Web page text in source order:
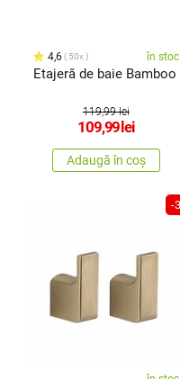
4,6 50x în stoc
Etajeră de baie Bamboo
119,99 lei
109,99 lei
Adaugă în coș
-